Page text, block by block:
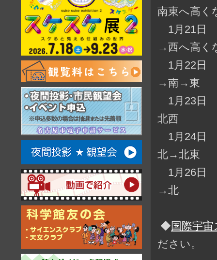
南東へ高く
1月21日
→西へ高く
1月22日
→南→東
1月23日
北西
1月24日
北→北東
1月26日
→北
◆国際宇
ださい。